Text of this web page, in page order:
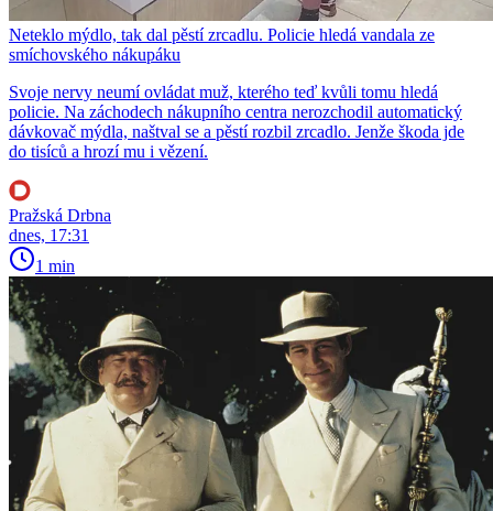
Neteklo mýdlo, tak dal pěstí zrcadlu. Policie hledá vandala ze
smíchovského nákupáku
Svoje nervy neumí ovládat muž, kterého teď kvůli tomu hledá
policie. Na záchodech nákupního centra nerozchodil automatický
dávkovač mýdla, naštval se a pěstí rozbil zrcadlo. Jenže škoda jde
do tisíců a hrozí mu i vězení.
Pražská Drbna
dnes, 17:31
1 min